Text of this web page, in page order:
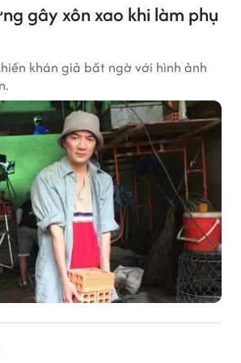
gây xôn xao khi làm phụ
khán giả bất ngờ với hình ảnh